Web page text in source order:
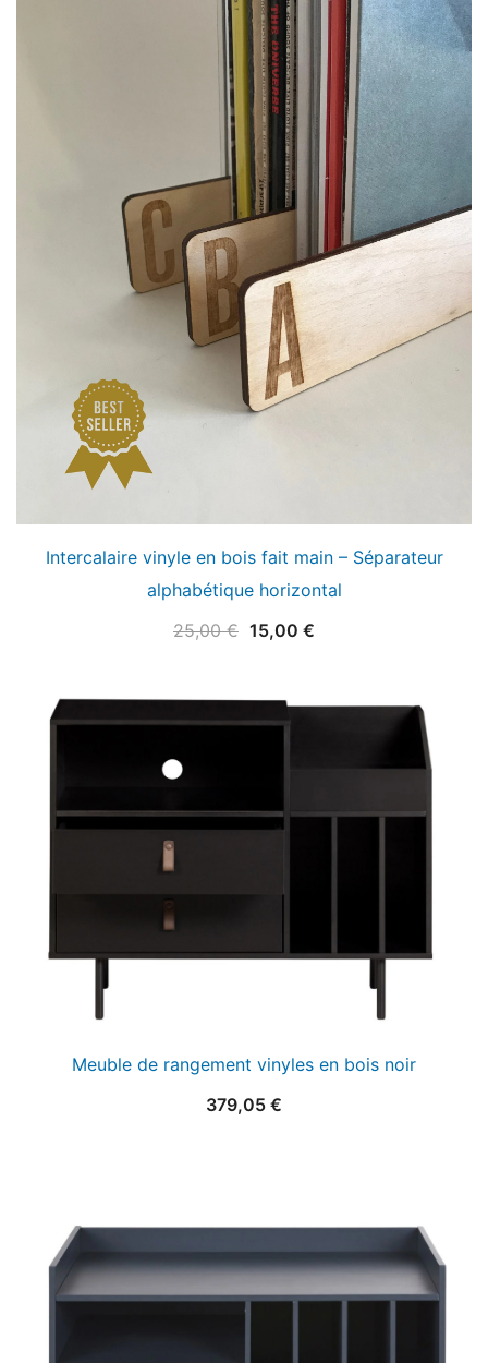
Intercalaire vinyle en bois fait main – Séparateur
alphabétique horizontal
25,00€ Le
était :
15,00 €
est :
Meuble de rangement vinyles en bois noir
379,05 €